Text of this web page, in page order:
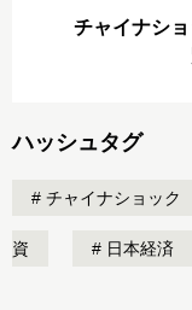
チャイナシ
ハッシュタグ
チャイナショック
資 日本経済